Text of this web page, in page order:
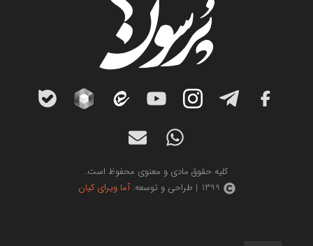
کلیه حقوق مادی و معنوی محفوظ است.
1399 | طراحی و توسعه:
آما ویرای کیان